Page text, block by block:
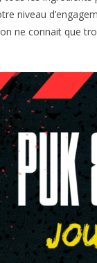
niveau
ne connait que